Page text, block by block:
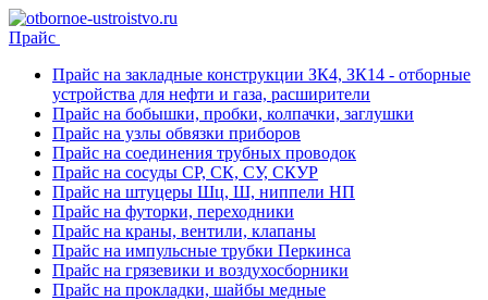
Прайс
Прайс на закладные конструкции ЗК4, ЗК14 - отборные
устройства для нефти и газа, расширители
Прайс на бобышки, пробки, колпачки, заглушки
Прайс на узлы обвязки приборов
Прайс на соединения трубных проводок
Прайс на сосуды СР, СК, СУ, СКУР
Прайс на штуцеры Шц, Ш, ниппели НП
Прайс на футорки, переходники
Прайс на краны, вентили, клапаны
Прайс на импульсные трубки Перкинса
Прайс на грязевики и воздухосборники
Прайс на прокладки, шайбы медные